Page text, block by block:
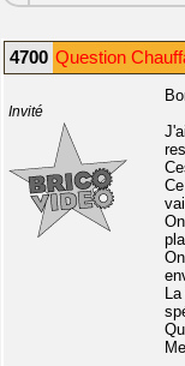
4700 Question
Invité